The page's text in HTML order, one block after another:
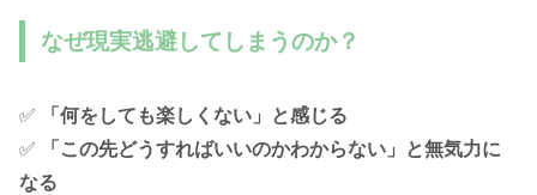
なぜ現実逃避してしまうのか？
✅
「何をしても楽しくない」と感じる
✅
「この先どうすればいいのかわからない」と無気力に
なる